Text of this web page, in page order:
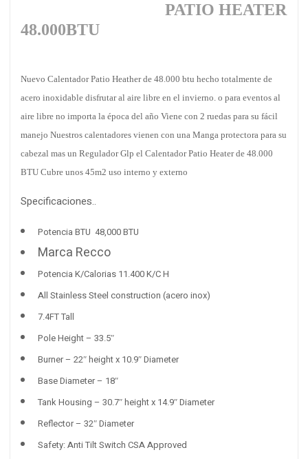
PATIO HEATER
48.000BTU
Nuevo Calentador Patio Heather de 48.000 btu hecho totalmente de
acero inoxidable disfrutar al aire libre en el invierno. o para eventos al
aire libre no importa la época del año Viene con 2 ruedas para su fácil
manejo Nuestros calentadores vienen con una Manga protectora para su
cabezal mas un Regulador Glp el Calentador Patio Heater de 48.000
BTU Cubre unos 45m2 uso interno y externo
Specificaciones..
Potencia BTU 48,000 BTU
Marca Recco
Potencia K/Calorias 11.400 K/C H
All Stainless Steel construction (acero inox)
7.4FT Tall
Pole Height – 33.5″
Burner – 22″ height x 10.9″ Diameter
Base Diameter – 18″
Tank Housing – 30.7″ height x 14.9″ Diameter
Reflector – 32″ Diameter
Safety: Anti Tilt Switch CSA Approved